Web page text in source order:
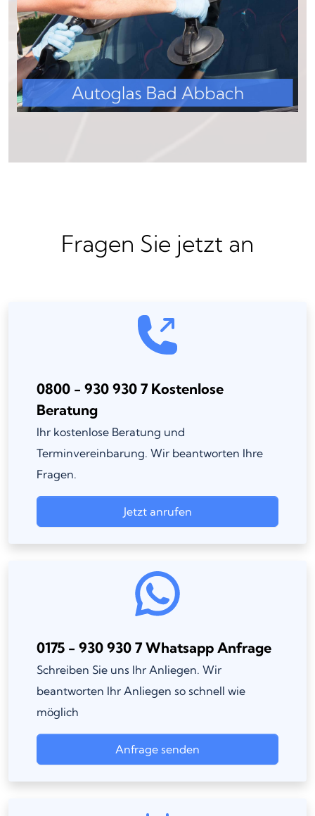
Fragen Sie jetzt an
0800 - 930 930 7 Kostenlose
Beratung
Ihr kostenlose Beratung und
Terminvereinbarung. Wir beantworten Ihre
Fragen.
Jetzt anrufen
0175 - 930 930 7 Whatsapp Anfrage
Schreiben Sie uns Ihr Anliegen. Wir
beantworten Ihr Anliegen so schnell wie
möglich
Anfrage senden